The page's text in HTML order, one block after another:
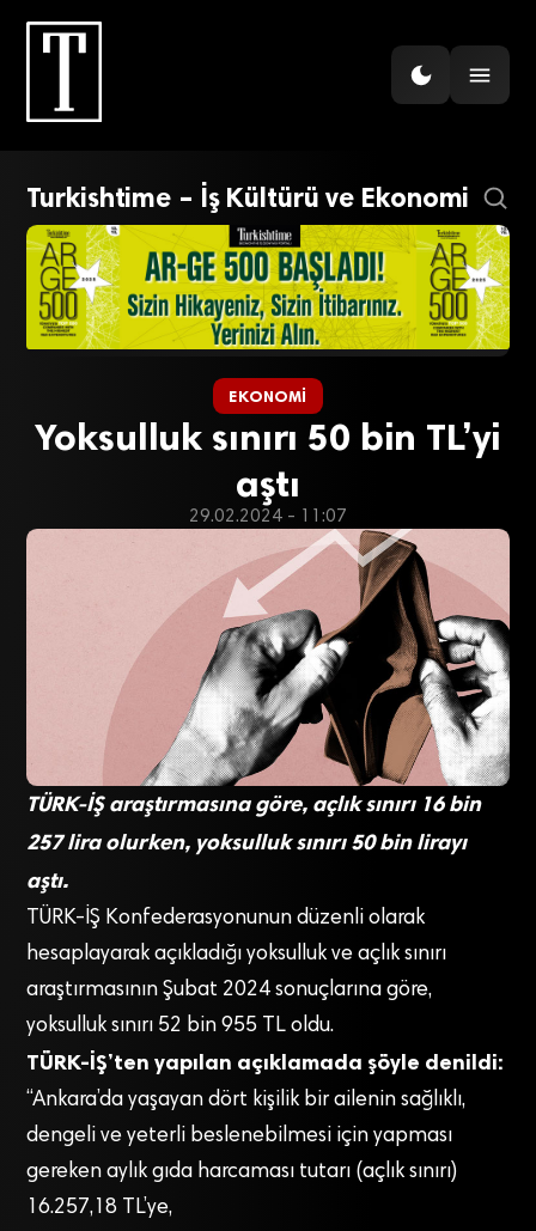
Turkishtime – İş Kültürü ve Ekonomi
EKONOMI
Yoksulluk sınırı 50 bin TL’yi
aştı
29.02.2024 - 11:07
TÜRK-İŞ araştırmasına göre, açlık sınırı 16 bin
257 lira olurken, yoksulluk sınırı 50 bin lirayı
aştı.
TÜRK-İŞ Konfederasyonunun düzenli olarak
hesaplayarak açıkladığı yoksulluk ve açlık sınırı
araştırmasının Şubat 2024 sonuçlarına göre,
yoksulluk sınırı 52 bin 955 TL oldu.
TÜRK-İŞ’ten yapılan açıklamada şöyle denildi:
“Ankara’da yaşayan dört kişilik bir ailenin sağlıklı,
dengeli ve yeterli beslenebilmesi için yapması
gereken aylık gıda harcaması tutarı (açlık sınırı)
16.257,18 TL’ye,